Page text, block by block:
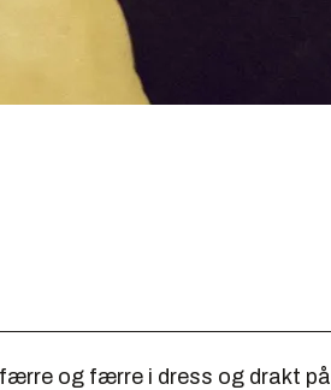
og færre i dress og drakt på